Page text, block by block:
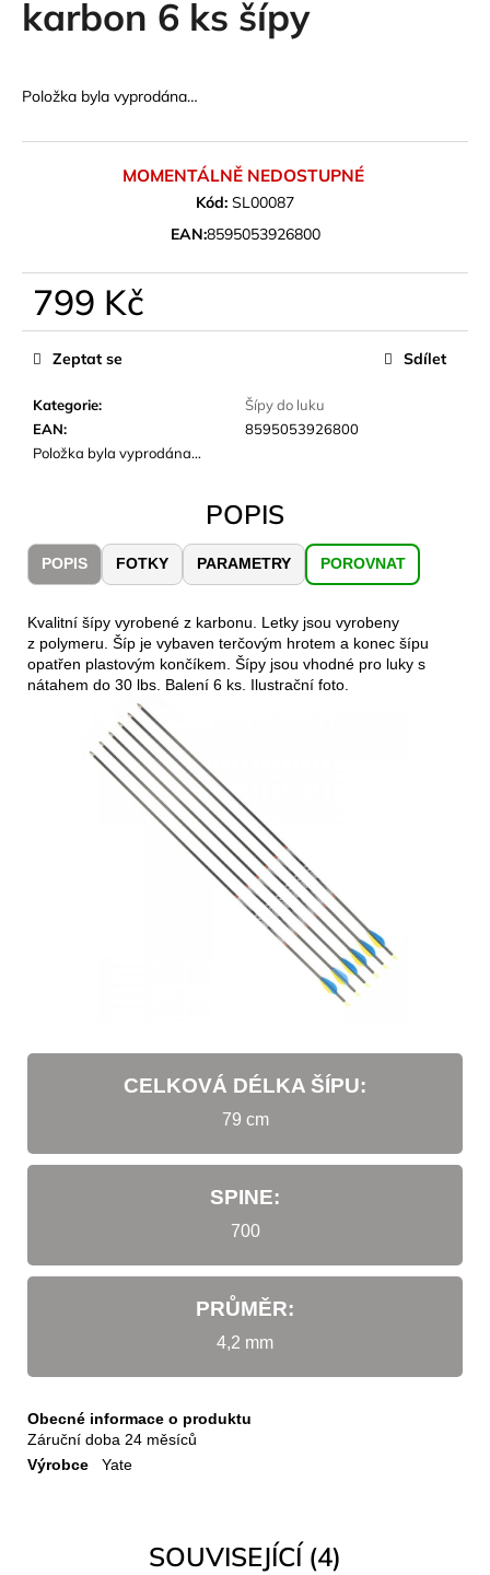
karbon 6 ks šípy
Položka byla vyprodána…
MOMENTÁLNĚ NEDOSTUPNÉ
Kód: SL00087
EAN:8595053926800
799 Kč
Měrná
Kategorie:
Šípy do luku
EAN:
8595053926800
Položka byla vyprodána…
Zeptat se Sdílet
POPIS
POPIS FOTKY PARAMETRY POROVNAT
Kvalitní šípy vyrobené z karbonu. Letky jsou vyrobeny
z polymeru. Šíp je vybaven terčovým hrotem a konec šípu
opatřen plastovým končíkem. Šípy jsou vhodné pro luky s
nátahem do 30 lbs. Balení 6 ks. Ilustrační foto.
CELKOVÁ DÉLKA ŠÍPU:
79 cm
SPINE:
700
PRŮMĚR:
4,2 mm
Obecné informace o produktu
Záruční doba 24 měsíců
Výrobce
Yate
SOUVISEJÍCÍ (4)
a
í
?
D
o
p
o
m
e
LAKEN
LÁHEV